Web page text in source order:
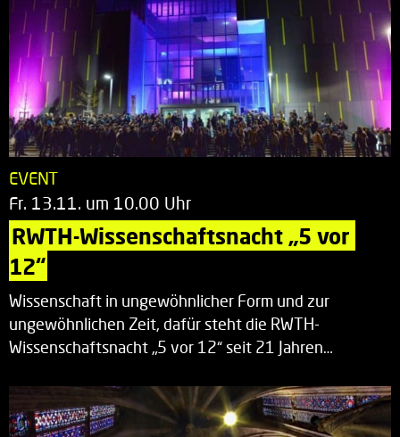
EVENT
Fr. 13.11. um 10.00 Uhr
RWTH-Wissenschaftsnacht „5 vor
12“
Wissenschaft in ungewöhnlicher Form und zur
ungewöhnlichen Zeit, dafür steht die RWTH-
Wissenschaftsnacht „5 vor 12“ seit 21 Jahren…